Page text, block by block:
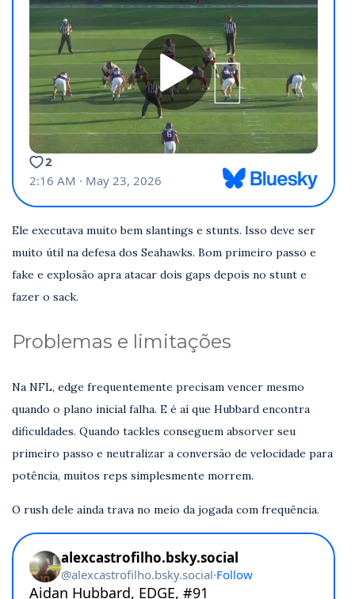
Ele executava muito bem slantings e stunts. Isso deve ser
muito útil na defesa dos Seahawks. Bom primeiro passo e
fake e explosão apra atacar dois gaps depois no stunt e
fazer o sack.
Problemas e limitações
Na NFL, edge frequentemente precisam vencer mesmo
quando o plano inicial falha. E é aí que Hubbard encontra
dificuldades. Quando tackles conseguem absorver seu
primeiro passo e neutralizar a conversão de velocidade para
potência, muitos reps simplesmente morrem.
O rush dele ainda trava no meio da jogada com frequência.